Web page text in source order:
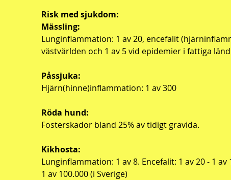
Risk med sjukdom:
Mässling:
Lunginflammation: 1 av 20, encefalit
västvärlden och 1 av 5 vid epidemier i fattiga
Påssjuka:
Hjärn(hinne)inflammation: 1 av 300
Röda hund:
Fosterskador bland 25% av tidigt gravida.
Kikhosta:
Lunginflammation: 1 av 8. Encefalit: 1 av 20 - 1 av
1 av 100.000 (i Sverige)